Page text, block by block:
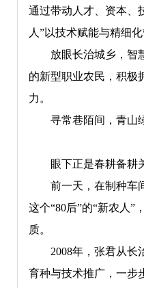
通过带动人才、资本、
人”以技术赋能与精细
放眼长治城乡，智慧
的新型职业农民，积极
力。
寻常巷陌间，青山绿
眼下正是春耕备耕关
前一天，在制种车间
这个“80后”的“新农人
质。
2008年，张君从长治
育种与技术推广，一步